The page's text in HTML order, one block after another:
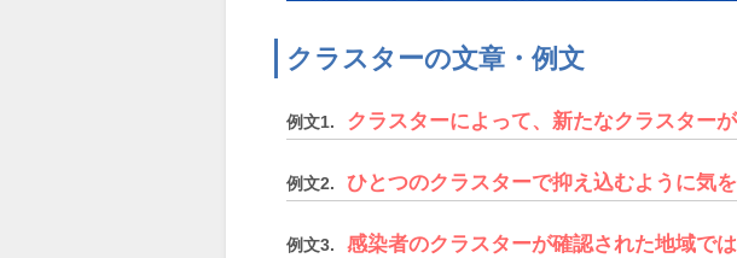
クラスターの文章・例文
例文1. クラスターによって、新たなクラスター
例文2. ひとつのクラスターで抑え込むように気
例文3. 感染者のクラスターが確認された地域で